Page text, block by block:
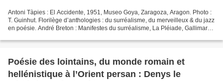
Antoni Tàpies : El Accidente, 1951, Museo Goya, Zaragoza, Aragon. Photo :
T. Guinhut. Florilège d’anthologies : du surréalisme, du merveilleux & du jazz
en poésie. André Breton : Manifestes du surréalisme, La Pléiade, Gallimard,
Poésie des lointains, du monde romain et
hellénistique à l’Orient persan : Denys le